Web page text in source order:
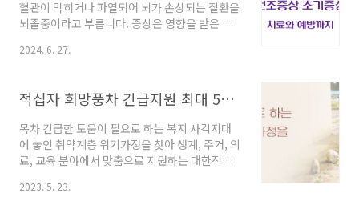
혈관이 막히거나 파열되어 뇌가 손상되는 질환을
뇌졸중이라고 부릅니다. 증상은 영향을 받은 뇌
른 처치가 필요한 경우가 대다수입니다. 뇌가 손
기대할 수 있습니다. 뇌졸증 원인뇌혈관이 파열
된 상태를 말하는 뇌출혈과 혈관이 막힌 뇌경색
으로 크게 구분됩니다. 출혈성 뇌졸중 (뇌출혈) :
뇌혈관이 터져 피가 새어나가는 상태입니다.외상
성 뇌출혈은 외부 충격으로 인해 뇌 안쪽 혈관이
터진 상태를 의미합니다.비 외상성 뇌출혈은 외
2024. 6. 27.
적십자 희망풍차 긴급지원 최대 500만원 지원 알아보자
목차 긴급한 도움이 필요로 하는 복지 사각지대
에 놓인 취약계층 위기가정을 찾아 생계, 주거, 의
료, 교육 분야에서 맞춤으로 지원하는 대한적십
준중위소득 100% 이하의 소득 금융재산은 700
2023. 5. 23.